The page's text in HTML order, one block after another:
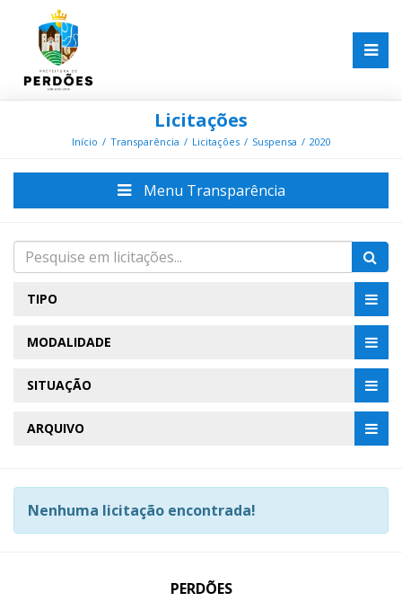
Licitações
Início Transparência Licitações Suspensa 2020
Menu Transparência
TIPO
MODALIDADE
SITUAÇÃO
ARQUIVO
Nenhuma licitação encontrada!
PERDÕES